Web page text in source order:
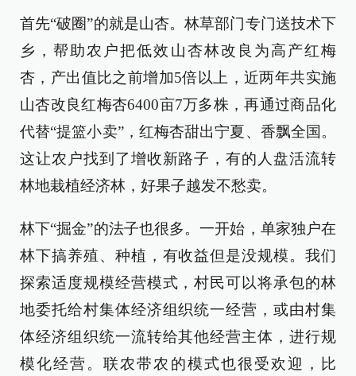
首先“破圈”的就是山杏。林草部门专门送技术下
乡，帮助农户把低效山杏林改良为高产红梅
杏，产出值比之前增加5倍以上，近两年共实施
山杏改良红梅杏6400亩7万多株，再通过商品化
代替“提篮小卖”，红梅杏甜出宁夏、香飘全国。
这让农户找到了增收新路子，有的人盘活流转
林地栽植经济林，好果子越发不愁卖。
林下“掘金”的法子也很多。一开始，单家独户在
林下搞养殖、种植，有收益但是没规模。我们
探索适度规模经营模式，村民可以将承包的林
地委托给村集体经济组织统一经营，或由村集
体经济组织统一流转给其他经营主体，进行规
模化经营。联农带农的模式也很受欢迎，比